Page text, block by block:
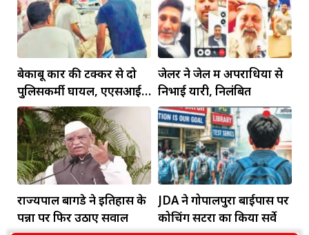
बेकाबू कार की टक्कर से दो
पुलिसकर्मी घायल, एएसआई
की हालत गंभीर
जेलर ने जेल में अपराधियों से
निभाई यारी, निलंबित
राज्यपाल बागडे ने इतिहास के
पन्नों पर फिर उठाए सवाल
JDA ने गोपालपुरा बाईपास पर
कोचिंग सेंटरों का किया सर्वे